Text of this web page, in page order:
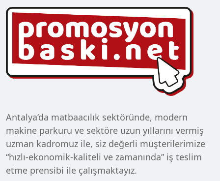
Antalya‘da matbaacılık sektöründe, modern
makine parkuru ve sektöre uzun yıllarını vermiş
uzman kadromuz ile, siz değerli müşterilerimize
“hızlı-ekonomik-kaliteli ve zamanında” iş teslim
etme prensibi ile çalışmaktayız.